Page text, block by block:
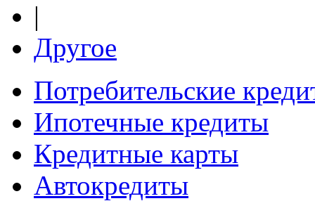
|
Другое
Потребительские
Ипотечные кредиты
Кредитные карты
Автокредиты